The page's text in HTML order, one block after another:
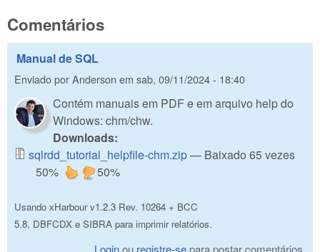
Comentários
Manual de SQL
Enviado porAnderson em sab, 09/11/2024 - 18:40
Contém manuais em PDF e em arquivo help do
Windows: chm/chw.
Downloads:
sqlrdd_tutorial_helpfile-chm.zip— Baixado 65 vezes
50%
50%
Usando xHarbour v1.2.3 Rev. 10264 + BCC
5.8, DBFCDX e SIBRA para imprimir relatórios.
Loginou registre-separa postar comentários